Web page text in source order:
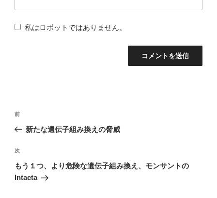
私はロボットではありません。
投
稿
ビ
ゲ
ー
前
の
稿
前
新たな遺伝子組み換えの脅威
次
の
投
次
もう１つ、より危険な遺伝子組み換え、モンサントの
Intacta